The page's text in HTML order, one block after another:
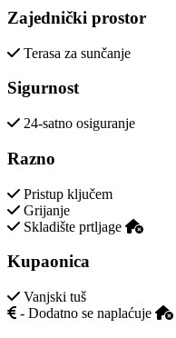
Zajednički prostor
Terasa za sunčanje
Sigurnost
24-satno osiguranje
Razno
Pristup ključem
Grijanje
Skladište prtljage
Kupaonica
Vanjski tuš
- Dodatno se naplaćuje